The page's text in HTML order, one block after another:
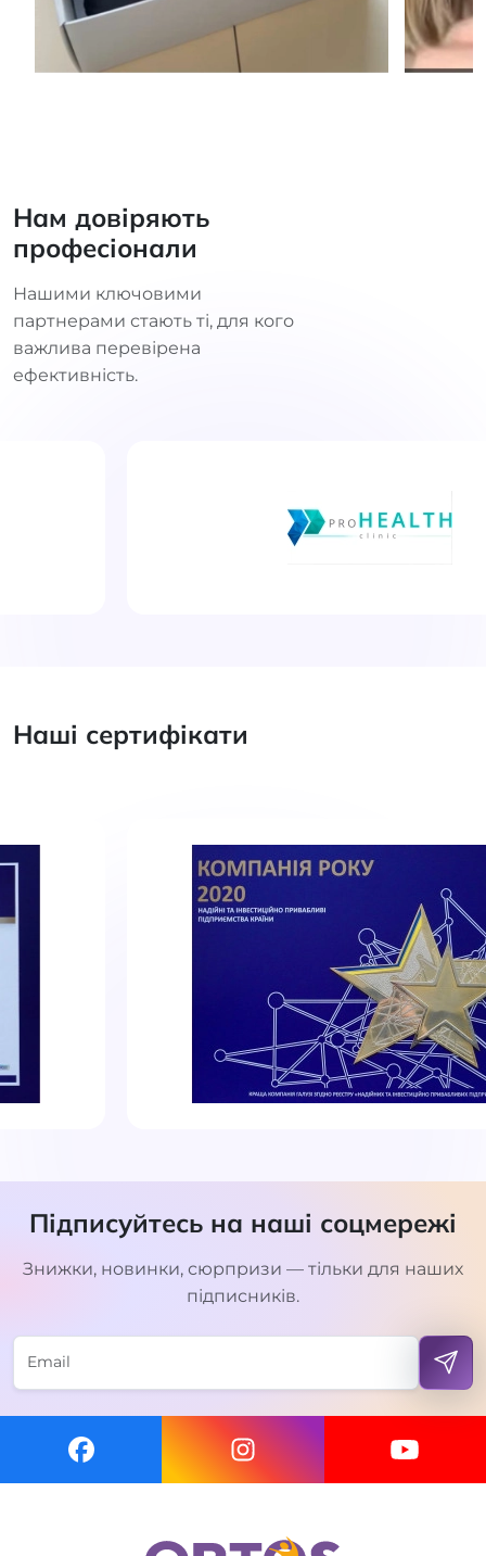
Нам довіряють
професіонали
Нашими ключовими
партнерами стають ті, для кого
важлива перевірена
ефективність.
Наші сертифікати
Підписуйтесь на наші соцмережі
Знижки, новинки, сюрпризи — тільки для наших
підписників.